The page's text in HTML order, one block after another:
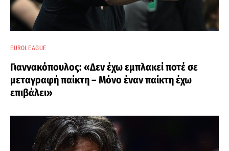
EUROLEAGUE
Γιαννακόπουλος: «Δεν έχω εμπλακεί ποτέ σε
μεταγραφή παίκτη – Μόνο έναν παίκτη έχω
επιβάλει»